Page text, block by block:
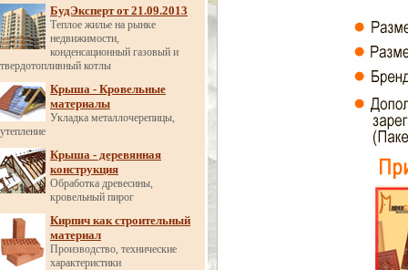
БудЭксперт от 21.09.2013
Теплое жилье на рынке
недвижимости,
конденсационный газовый и
твердотопливный котлы
Крыша - Кровельные
материалы
Укладка металлочерепицы,
утепление
Крыша - деревянная
конструкция
Обработка древесины,
кровельный пирог
Кирпич как строительный
материал
Производство, технические
характеристики